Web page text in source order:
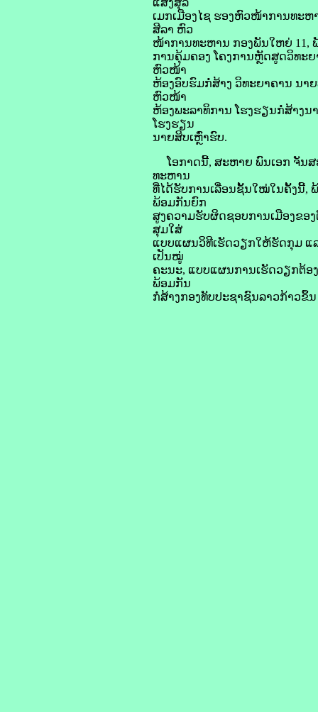
ແສງສຸລີ
ເມກເມືອງໄຊ ຮອງຫົວໜ້າການທະ
ສີລາ ຫົວ
ໜ້າການທະຫານ ກອງພັນໃຫຍ່ 11,
ການຄຸ້ມຄອງ ໂຄງການຫຼັດສູດວິທະ
ຫົວໜ້າ
ຫ້ອງອົບຮົມກໍ່ສ້າງ ວິທະຍາຄານ ນາ
ຫົວໜ້າ
ຫ້ອງພະລາທິການ ໂຮງຮຽນກໍ່ສ້າງ
ໂຮງຮຽນ
ນາຍສິບເຫຼົ່າຮົບ.
ໂອກາດນີ້, ສະຫາຍ ພົນເອກ ຈັນ
ທະຫານ
ທີ່ໄດ້ຮັບການເລື່ອນຊັ້ນໃໝ່ໃນຄັ້ງນີ້,
ພ້ອມກັນຍົກ
ສູງຄວາມຮັບຜິດຊອບການເມືອງຂອ
ສຸມໃສ່
ແບບແຜນວິທີເຮັດວຽກໃຫ້ຮັດກຸມ ແ
ເປັນໝູ່
ຄະນະ, ແບບແຜນການເຮັດວຽກຕ້ອ
ພ້ອມກັນ
ກໍ່ສ້າງກອງທັບປະຊາຊົນລາວກ້າວຂຶ້